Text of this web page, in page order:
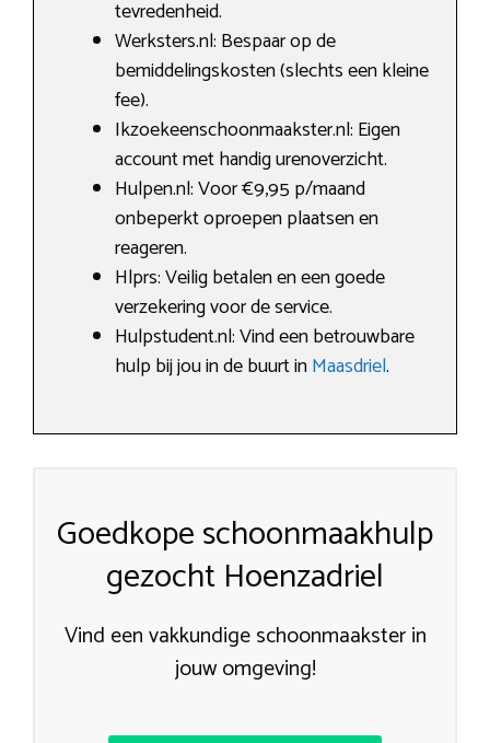
tevredenheid.
Werksters.nl: Bespaar op de
bemiddelingskosten (slechts een kleine
fee).
Ikzoekeenschoonmaakster.nl: Eigen
account met handig urenoverzicht.
Hulpen.nl: Voor €9,95 p/maand
onbeperkt oproepen plaatsen en
reageren.
Hlprs: Veilig betalen en een goede
verzekering voor de service.
Hulpstudent.nl: Vind een betrouwbare
hulp bij jou in de buurt inMaasdriel.
Goedkope schoonmaakhulp
gezocht Hoenzadriel
Vind een vakkundige schoonmaakster in
jouw omgeving!